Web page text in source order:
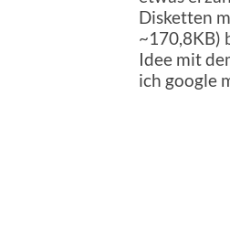
Disketten
~170,8KB)
Idee mit
ich google